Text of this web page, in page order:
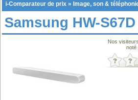
i-Comparateur de prix » Image, son &
Samsung HW-S67D
Nos
noté